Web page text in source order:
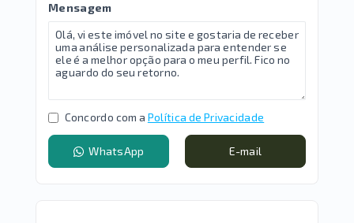
Mensagem
Concordo com a Política de Privacidade
WhatsApp E-mail